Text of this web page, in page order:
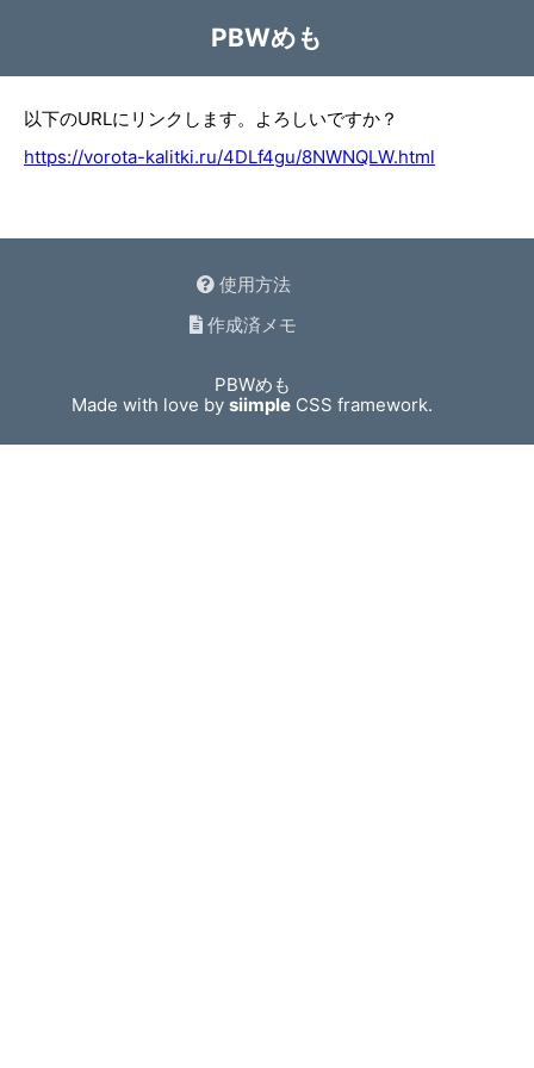
PBWめも
以下のURLにリンクします。よろしいですか？
https://vorota-kalitki.ru/4DLf4gu/8NWNQLW.html
使用方法
作成済メモ
PBWめも
Made with love bysiimple CSS framework.